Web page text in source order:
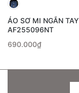
ÁO SƠ MI NGẮN TAY
AF255096NT
690.000₫